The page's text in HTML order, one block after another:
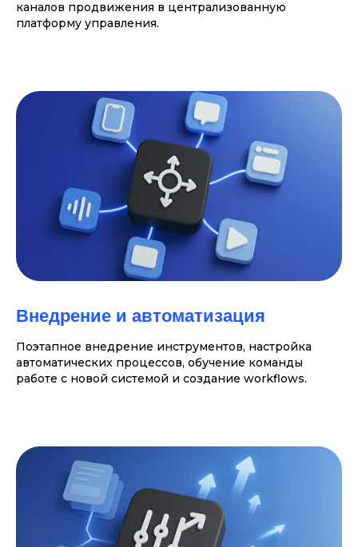
каналов продвижения в централизованную
платформу управления.
Внедрение и автоматизация
Поэтапное внедрение инструментов, настройка
автоматических процессов, обучение команды
работе с новой системой и создание workflows.